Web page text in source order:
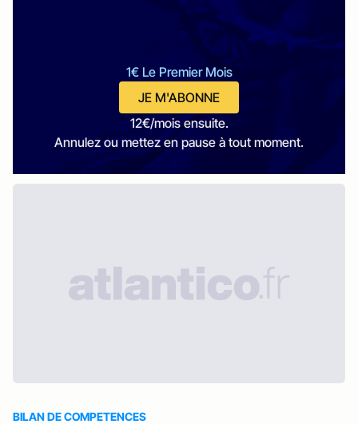
1€ Le Premier Mois
JE M'ABONNE
12€/mois ensuite.
Annulez ou mettez en pause à tout moment.
BILAN DE COMPETENCES